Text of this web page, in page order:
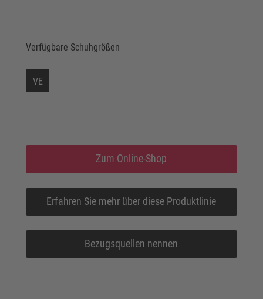
Verfügbare Schuhgrößen
VE
Zum Online-Shop
Erfahren Sie mehr über diese Produktlinie
Bezugsquellen nennen